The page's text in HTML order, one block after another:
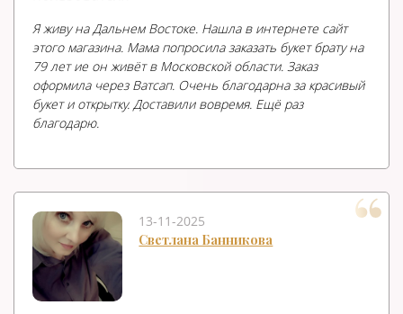
Я живу на Дальнем Востоке. Нашла в интернете сайт
этого магазина. Мама попросила заказать букет брату на
79 лет ие он живёт в Московской области. Заказ
оформила через Ватсап. Очень благодарна за красивый
букет и открытку. Доставили вовремя. Ещё раз
благодарю.
13-11-2025
Светлана Банникова